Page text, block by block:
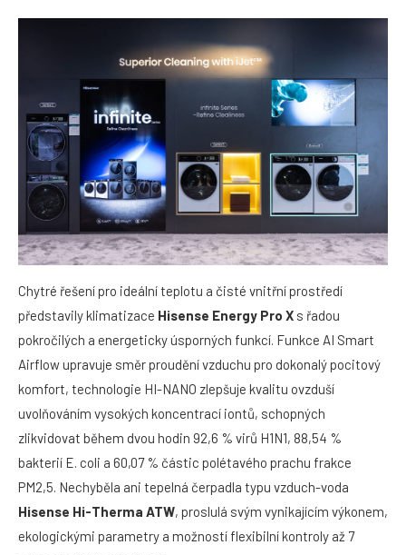
Chytré řešení pro ideální teplotu a čisté vnitřní prostředí
představily klimatizace Hisense Energy Pro X s řadou
pokročilých a energeticky úsporných funkcí. Funkce AI Smart
Airflow upravuje směr proudění vzduchu pro dokonalý pocitový
komfort, technologie HI-NANO zlepšuje kvalitu ovzduší
uvolňováním vysokých koncentrací iontů, schopných
zlikvidovat během dvou hodin 92,6 % virů H1N1, 88,54 %
bakterií E. coli a 60,07 % částic polétavého prachu frakce
PM2,5. Nechyběla ani tepelná čerpadla typu vzduch-voda
Hisense Hi-Therma ATW, proslulá svým vynikajícím výkonem,
ekologickými parametry a možností flexibilní kontroly až 7